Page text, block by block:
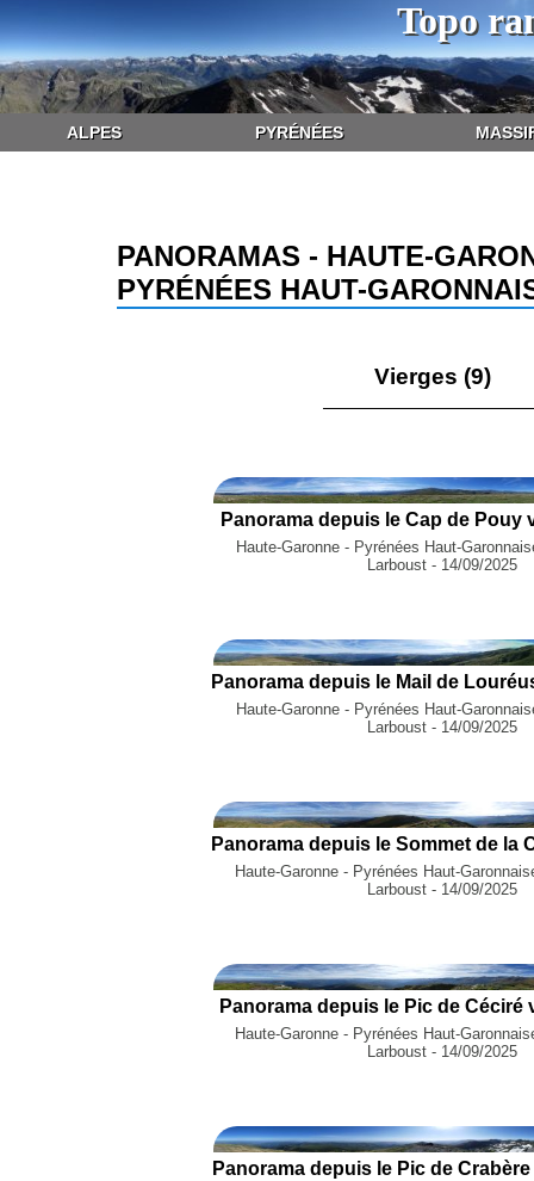
Topo
ALPES PYRÉNÉES
PANORAMAS - HAUTE-
PYRÉNÉES HAUT-
Vierges (9)
Panorama depuis le Cap de Pouy
Haute-Garonne - Pyrénées Haut-
Larboust - 14/09/2025
Haute-Garonne - Pyrénées Haut-
Larboust - 14/09/2025
Haute-Garonne - Pyrénées Haut-
Larboust - 14/09/2025
Panorama depuis le Pic de Céciré
Haute-Garonne - Pyrénées Haut-
Larboust - 14/09/2025
Panorama depuis le Pic de